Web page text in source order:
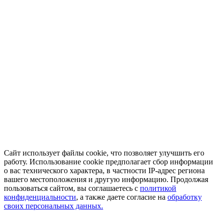
Сайт использует файлы cookie, что позволяет улучшить его
работу. Использование cookie предполагает сбор информации
о вас технического характера, в частности IP-адрес региона
вашего местоположения и другую информацию. Продолжая
пользоваться сайтом, вы соглашаетесь с политикой
конфиденциальности, а также даете согласие на обработку
своих персональных данных.